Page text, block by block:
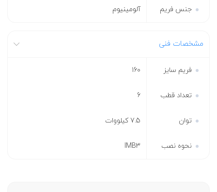
جنس فریم آلومینیوم
مشخصات فنی
فریم سایز 160
تعداد قطب 6
توان 7.5 کیلووات
نحوه نصب IMB3